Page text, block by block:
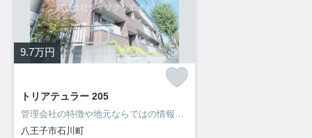
9.7万円
トリアテュラー 205
管理会社の特徴や地元ならではの情報も当社ならお伝え出来ます！
八王子市石川町